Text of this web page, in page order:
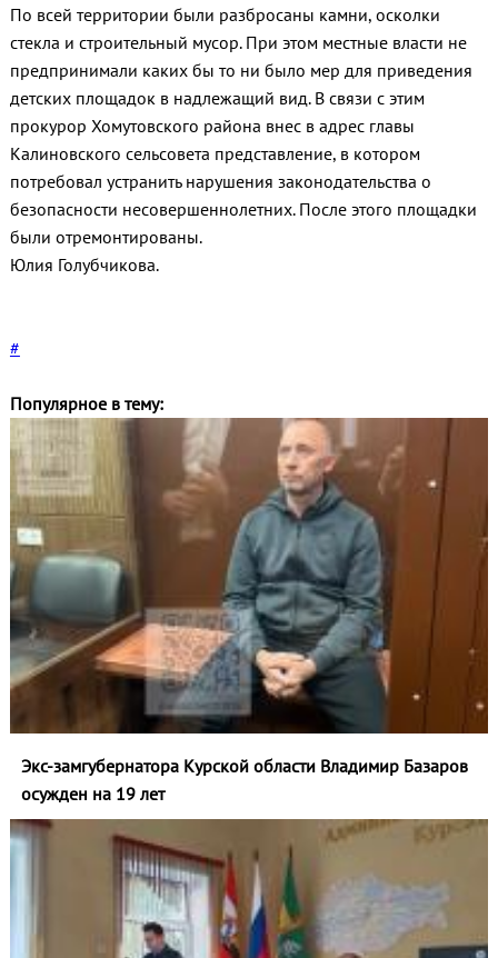
По всей территории были разбросаны камни, осколки
стекла и строительный мусор. При этом местные власти не
предпринимали каких бы то ни было мер для приведения
детских площадок в надлежащий вид. В связи с этим
прокурор Хомутовского района внес в адрес главы
Калиновского сельсовета представление, в котором
потребовал устранить нарушения законодательства о
безопасности несовершеннолетних. После этого площадки
были отремонтированы.
Юлия Голубчикова.
#
Популярное в тему:
Экс-замгубернатора Курской области Владимир Базаров
осужден на 19 лет